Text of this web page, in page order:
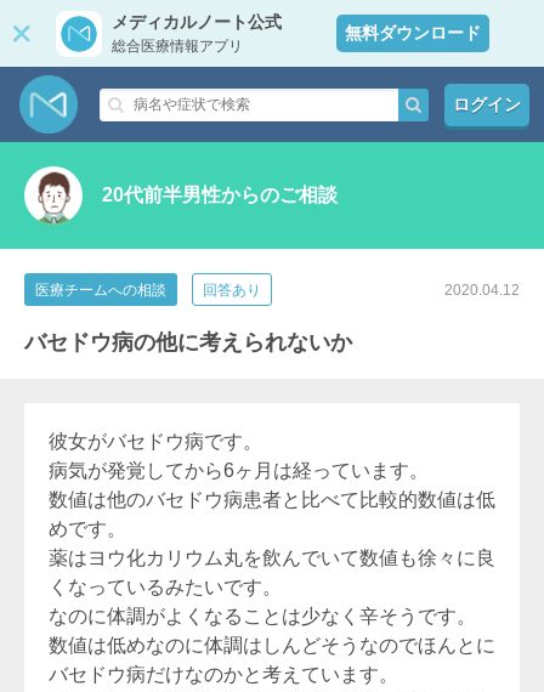
メディカルノート公式
総合医療情報アプリ
無料ダウンロード
ログイン
20代前半男性からのご相談
医療チームへの相談 回答あり 2020.04.12
バセドウ病の他に考えられないか
彼女がバセドウ病です。
病気が発覚してから6ヶ月は経っています。
数値は他のバセドウ病患者と比べて比較的数値は低
めです。
薬はヨウ化カリウム丸を飲んでいて数値も徐々に良
くなっているみたいです。
なのに体調がよくなることは少なく辛そうです。
数値は低めなのに体調はしんどそうなのでほんとに
バセドウ病だけなのかと考えています。